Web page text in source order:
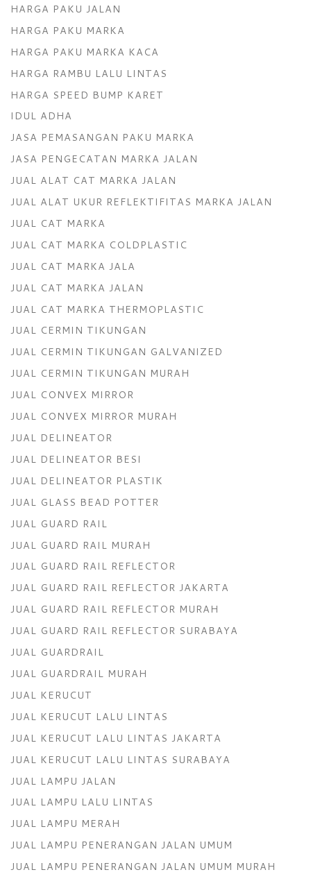
HARGA PAKU JALAN
HARGA PAKU MARKA
HARGA PAKU MARKA KACA
HARGA RAMBU LALU LINTAS
HARGA SPEED BUMP KARET
IDUL ADHA
JASA PEMASANGAN PAKU MARKA
JASA PENGECATAN MARKA JALAN
JUAL ALAT CAT MARKA JALAN
JUAL ALAT UKUR REFLEKTIFITAS MARKA JALAN
JUAL CAT MARKA
JUAL CAT MARKA COLDPLASTIC
JUAL CAT MARKA JALA
JUAL CAT MARKA JALAN
JUAL CAT MARKA THERMOPLASTIC
JUAL CERMIN TIKUNGAN
JUAL CERMIN TIKUNGAN GALVANIZED
JUAL CERMIN TIKUNGAN MURAH
JUAL CONVEX MIRROR
JUAL CONVEX MIRROR MURAH
JUAL DELINEATOR
JUAL DELINEATOR BESI
JUAL DELINEATOR PLASTIK
JUAL GLASS BEAD POTTER
JUAL GUARD RAIL
JUAL GUARD RAIL MURAH
JUAL GUARD RAIL REFLECTOR
JUAL GUARD RAIL REFLECTOR JAKARTA
JUAL GUARD RAIL REFLECTOR MURAH
JUAL GUARD RAIL REFLECTOR SURABAYA
JUAL GUARDRAIL
JUAL GUARDRAIL MURAH
JUAL KERUCUT
JUAL KERUCUT LALU LINTAS
JUAL KERUCUT LALU LINTAS JAKARTA
JUAL KERUCUT LALU LINTAS SURABAYA
JUAL LAMPU JALAN
JUAL LAMPU LALU LINTAS
JUAL LAMPU MERAH
JUAL LAMPU PENERANGAN JALAN UMUM
JUAL LAMPU PENERANGAN JALAN UMUM MURAH